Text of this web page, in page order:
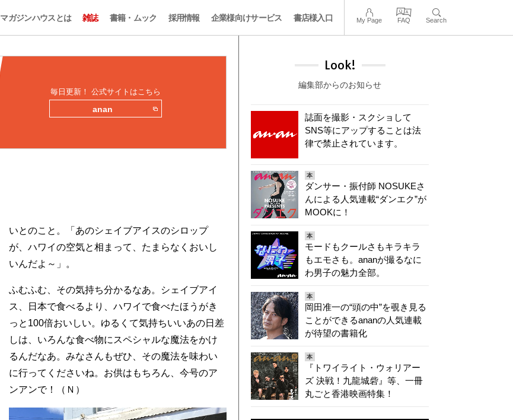
マガジンハウスとは 雑誌 書籍・ムック 採用情報 企業様向けサービス 書店様入口 My Page FAQ Search
毎日更新！ 公式サイトはこちら
anan
いとのこと。「あのシェイブアイスのシロップ
が、ハワイの空気と相まって、たまらなくおいし
いんだよ～」。
ふむふむ、その気持ち分かるなあ。シェイブアイ
ス、日本で食べるより、ハワイで食べたほうがき
っと100倍おいしい。ゆるくて気持ちいいあの日差
しは、いろんな食べ物にスペシャルな魔法をかけ
るんだなあ。みなさんもぜひ、その魔法を味わい
に行ってくださいね。お供はもちろん、今号のア
ンアンで！（Ｎ）
Look!
編集部からのお知らせ
誌面を撮影・スクショして
SNS等にアップすることは法
律で禁止されています。
本
ダンサー・振付師 NOSUKEさ
んによる人気連載“ダンエク”が
MOOKに！
本
モードもクールさもキラキラ
もエモさも。ananが撮るなに
わ男子の魅力全部。
本
岡田准一の“頭の中”を覗き見る
ことができるananの人気連載
が待望の書籍化
本
『トワイライト・ウォリアー
ズ 決戦！九龍城砦』等、一冊
丸ごと香港映画特集！